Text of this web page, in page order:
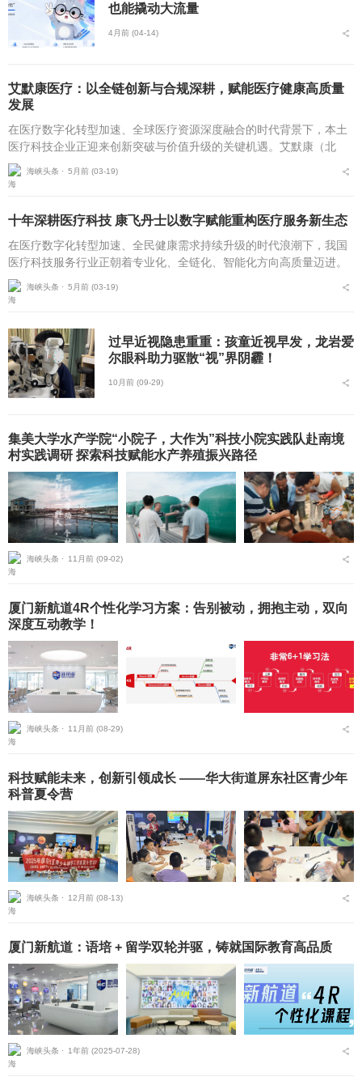
也能撬动大流量
4月前 (04-14)
艾默康医疗：以全链创新与合规深耕，赋能医疗健康高质量
发展
在医疗数字化转型加速、全球医疗资源深度融合的时代背景下，本土
医疗科技企业正迎来创新突破与价值升级的关键机遇。艾默康（北
京）医疗科技有限公司自2020年10月成立以来，坚守技术赋能医疗，
服务守护健康的初...
海峡头条 ⋅ 5月前 (03-19)
十年深耕医疗科技 康飞丹士以数字赋能重构医疗服务新生态
在医疗数字化转型加速、全民健康需求持续升级的时代浪潮下，我国
医疗科技服务行业正朝着专业化、全链化、智能化方向高质量迈进。
自2016年5月成立以来，北京康飞丹士科技发展有限公司深耕医疗科
技服务近十载，以...
海峡头条 ⋅ 5月前 (03-19)
过早近视隐患重重：孩童近视早发，龙岩爱
尔眼科助力驱散“视”界阴霾！
10月前 (09-29)
集美大学水产学院“小院子，大作为”科技小院实践队赴南境
村实践调研 探索科技赋能水产养殖振兴路径
海峡头条 ⋅ 11月前 (09-02)
厦门新航道4R个性化学习方案：告别被动，拥抱主动，双向
深度互动教学！
海峡头条 ⋅ 11月前 (08-29)
科技赋能未来，创新引领成长 ——华大街道屏东社区青少年
科普夏令营
海峡头条 ⋅ 12月前 (08-13)
厦门新航道：语培 + 留学双轮并驱，铸就国际教育高品质
海峡头条 ⋅ 1年前 (2025-07-28)